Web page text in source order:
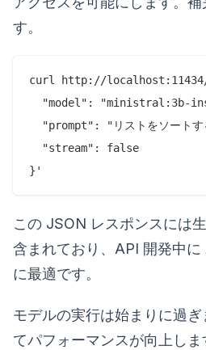
す。
curl http://
"model": "ministral:3b-
"prompt": "リストをソート
  "stream": false
この JSON レスポンスには
含まれており、API 開発中
に最適です。
モデルの実行は始まりに過
てパフォーマンスが向上し